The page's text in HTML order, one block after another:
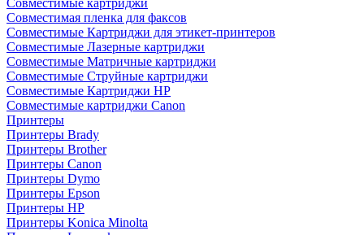
Совместимые картриджи
Совместимая пленка для факсов
Совместимые Картриджи для этикет-принтеров
Совместимые Лазерные картриджи
Совместимые Матричные картриджи
Совместимые Струйные картриджи
Совместимые Картриджи HP
Совместимые картриджи Canon
Принтеры
Принтеры Brady
Принтеры Brother
Принтеры Canon
Принтеры Dymo
Принтеры Epson
Принтеры HP
Принтеры Konica Minolta